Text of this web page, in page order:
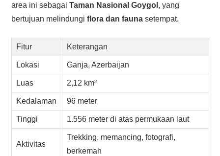
area ini sebagai Taman Nasional Goygol , yang
bertujuan melindungi flora dan faunasetempat.
Fitur Keterangan
Lokasi Ganja, Azerbaijan
Luas 2,12 km²
Kedalaman 96 meter
Tinggi 1.556 meter di atas permukaan laut
Aktivitas
Trekking, memancing, fotografi,
berkemah